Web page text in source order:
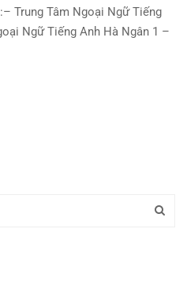
Trung Tâm Ngoại Ngữ Tiếng
Ngữ Tiếng Anh Hà Ngân 1 –